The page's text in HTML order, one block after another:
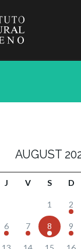
AUGUST
J V S D
1 2
6 7 8 9